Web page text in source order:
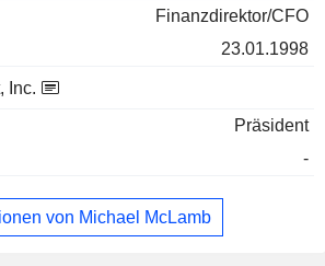
Finanzdirektor/CFO
23.01.1998
Inc.
Präsident
-
von Michael McLamb